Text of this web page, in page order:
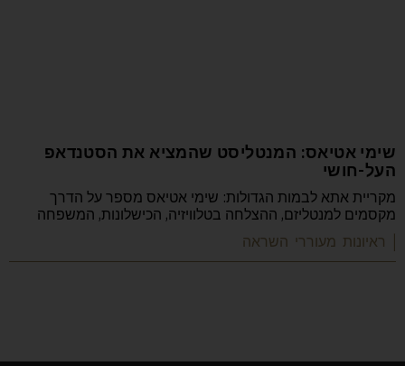
שימי אטיאס: המנטליסט שהמציא את הסטנדאפ
העל-חושי
מקריית אתא לבמות הגדולות: שימי אטיאס מספר על הדרך
מקסמים למנטליזם, ההצלחה בטלוויזיה, הכישלונות, המשפחה
| ראיונות מעוררי השראה